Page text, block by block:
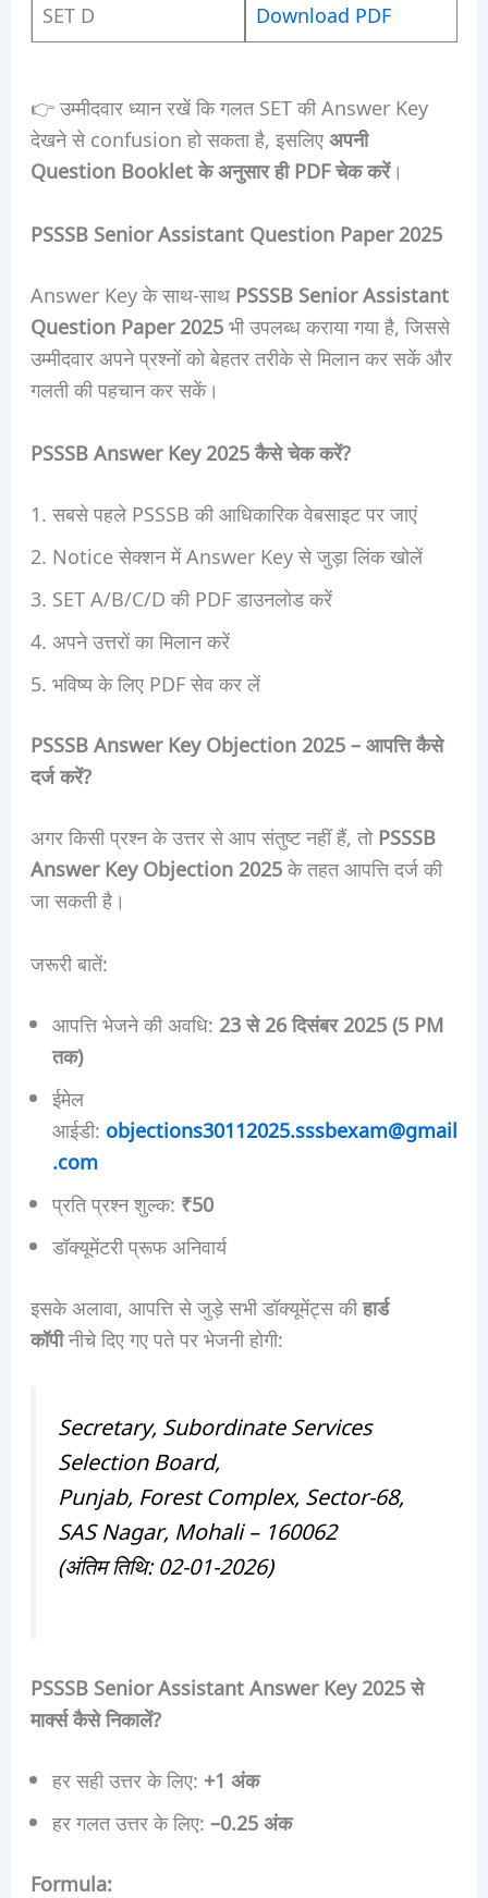
SET D Download PDF
👉 उम्मीदवार ध्यान रखें कि गलत SET की Answer Key
देखने से confusion हो सकता है, इसलिएअपनी
Question Booklet के अनुसार ही PDF चेक करें।
PSSSB Senior Assistant Question Paper 2025
Answer Key के साथ-साथ PSSSB Senior Assistant
Question Paper 2025भी उपलब्ध कराया गया है, जिससे
उम्मीदवार अपने प्रश्नों को बेहतर तरीके से मिलान कर सकें और
गलती की पहचान कर सकें।
PSSSB Answer Key 2025 कैसे चेक करें?
सबसे पहले PSSSB की आधिकारिक वेबसाइट पर जाएं
Notice सेक्शन में Answer Key से जुड़ा लिंक खोलें
SET A/B/C/D की PDF डाउनलोड करें
अपने उत्तरों का मिलान करें
भविष्य के लिए PDF सेव कर लें
PSSSB Answer Key Objection 2025 – आपत्ति कैसे
दर्ज करें?
अगर किसी प्रश्न के उत्तर से आप संतुष्ट नहीं हैं, तोPSSSB
Answer Key Objection 2025के तहत आपत्ति दर्ज की
जा सकती है।
जरूरी बातें:
आपत्ति भेजने की अवधि: 23 से 26 दिसंबर 2025 (5 PM
तक)
ईमेल
आईडी: objections30112025.sssbexam@gmail
.com
प्रति प्रश्न शुल्क: ₹50
डॉक्यूमेंटरी प्रूफ अनिवार्य
इसके अलावा, आपत्ति से जुड़े सभी डॉक्यूमेंट्स कीहार्ड
कॉपीनीचे दिए गए पते पर भेजनी होगी:
Secretary, Subordinate Services
Selection Board,
Punjab, Forest Complex, Sector-68,
SAS Nagar, Mohali – 160062
(अंतिम तिथि: 02-01-2026)
PSSSB Senior Assistant Answer Key 2025 से
मार्क्स कैसे निकालें?
हर सही उत्तर के लिए: +1 अंक
हर गलत उत्तर के लिए: –0.25 अंक
Formula: